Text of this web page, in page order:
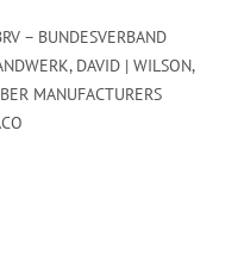
– BUNDESVERBAND
, DAVID | WILSON,
MANUFACTURERS